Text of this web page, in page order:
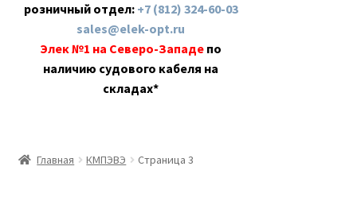
розничный отдел: +7 (812) 324-60-03
sales@elek-opt.ru
Элек №1 на Северо-Западе по
наличию судового кабеля на
складах*
Главная КМПЭВЭ Страница 3